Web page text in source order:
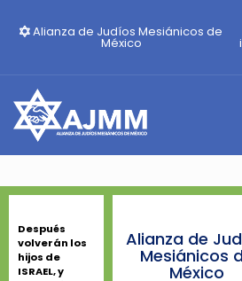
Alianza de Judíos Mesiánicos de
México
Después
volverán los
hijos de
ISRAEL, y
Alianza de
Mesiánicos
México